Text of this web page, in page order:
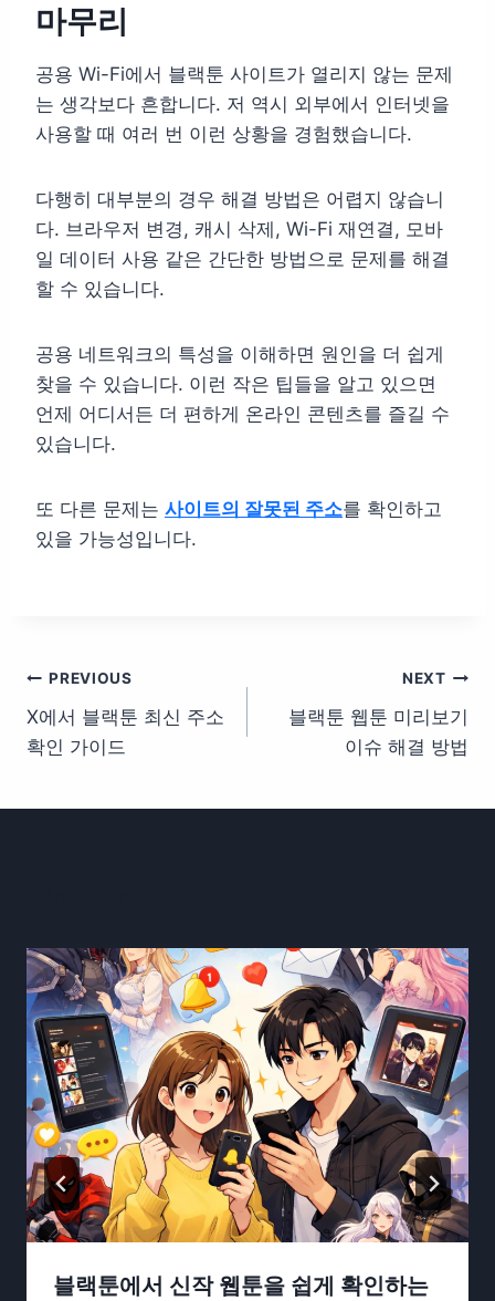
마무리
공용 Wi-Fi에서 블랙툰 사이트가 열리지 않는 문제
는 생각보다 흔합니다. 저 역시 외부에서 인터넷을
사용할 때 여러 번 이런 상황을 경험했습니다.
다행히 대부분의 경우 해결 방법은 어렵지 않습니
다. 브라우저 변경, 캐시 삭제, Wi-Fi 재연결, 모바
일 데이터 사용 같은 간단한 방법으로 문제를 해결
할 수 있습니다.
공용 네트워크의 특성을 이해하면 원인을 더 쉽게
찾을 수 있습니다. 이런 작은 팁들을 알고 있으면
언제 어디서든 더 편하게 온라인 콘텐츠를 즐길 수
있습니다.
또 다른 문제는 사이트의 잘못된 주소를 확인하고
있을 가능성입니다.
글
탐
PREVIOUS
X에서 블랙툰 최신 주소
확인 가이드
NEXT
블랙툰 웹툰 미리보기
이슈 해결 방법
블랙툰에서 신작 웹툰을 쉽게 확인하는